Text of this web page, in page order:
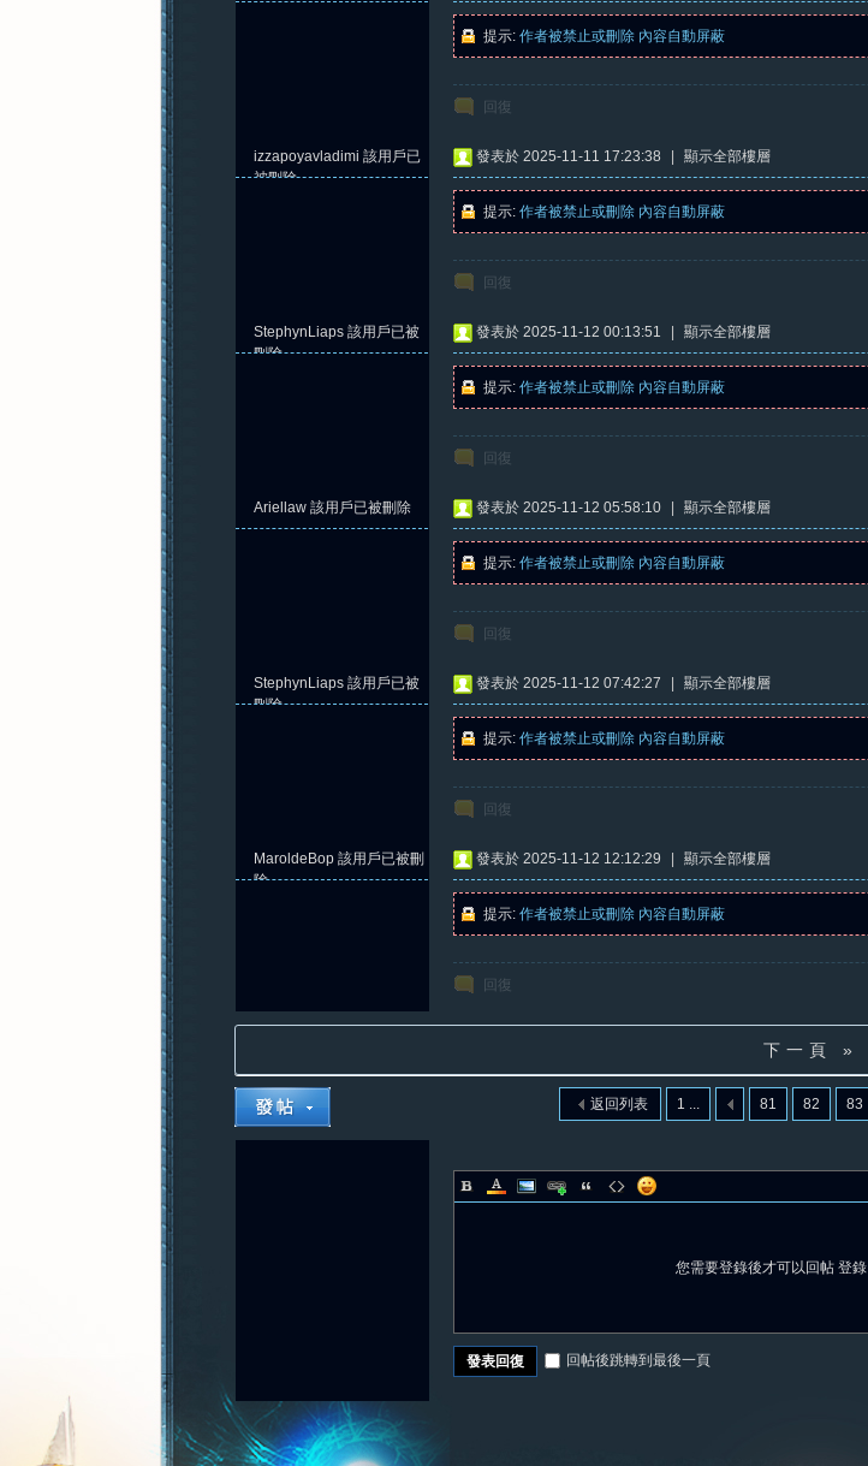
元
提示: 作者被禁止或刪除 內容自動屏蔽
回復
izzapoyavladimi 該用戶已
被刪除
發表於 2025-11-11 17:23:38 顯示全部樓層
提示: 作者被禁止或刪除 內容自動屏蔽
回復
StephynLiaps 該用戶已被
刪除
發表於 2025-11-12 00:13:51 顯示全部樓層
提示: 作者被禁止或刪除 內容自動屏蔽
回復
Ariellaw 該用戶已被刪除 發表於 2025-11-12 05:58:10 顯示全部樓層
提示: 作者被禁止或刪除 內容自動屏蔽
回復
StephynLiaps 該用戶已被
刪除
發表於 2025-11-12 07:42:27 顯示全部樓層
提示: 作者被禁止或刪除 內容自動屏蔽
回復
MaroldeBop 該用戶已被刪
除
發表於 2025-11-12 12:12:29 顯示全部樓層
提示: 作者被禁止或刪除 內容自動屏蔽
回復
下一頁 »
1 ... 81 82 83
返回列表
您需要登錄後才可以回帖 登錄
發表回復 回帖後跳轉到最後一頁